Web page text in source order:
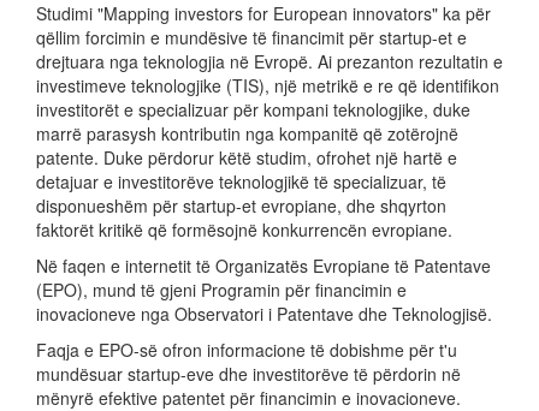
Studimi "Mapping investors for European innovators" ka për
qëllim forcimin e mundësive të financimit për startup-et e
drejtuara nga teknologjia në Evropë. Ai prezanton rezultatin e
investimeve teknologjike (TIS), një metrikë e re që identifikon
investitorët e specializuar për kompani teknologjike, duke
marrë parasysh kontributin nga kompanitë që zotërojnë
patente. Duke përdorur këtë studim, ofrohet një hartë e
detajuar e investitorëve teknologjikë të specializuar, të
disponueshëm për startup-et evropiane, dhe shqyrton
faktorët kritikë që formësojnë konkurrencën evropiane.
Në faqen e internetit të Organizatës Evropiane të Patentave
(EPO), mund të gjeni Programin për financimin e
inovacioneve nga Observatori i Patentave dhe Teknologjisë.
Faqja e EPO-së ofron informacione të dobishme për t'u
mundësuar startup-eve dhe investitorëve të përdorin në
mënyrë efektive patentet për financimin e inovacioneve.